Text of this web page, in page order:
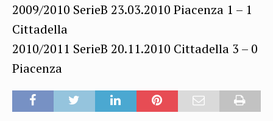
2009/2010 SerieB 23.03.2010 Piacenza 1 – 1
Cittadella
2010/2011 SerieB 20.11.2010 Cittadella 3 – 0
Piacenza